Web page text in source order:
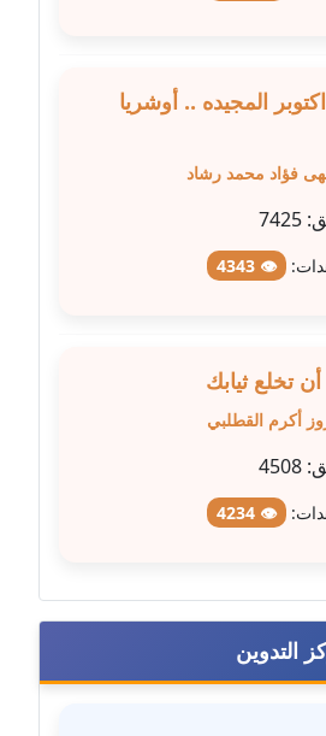
المجيده .. أوشريا
فؤاد محمد رشاد
7425
👁 4343
تخلع ثيابك
أكرم القطلبي
4508
👁 4234
التدوين